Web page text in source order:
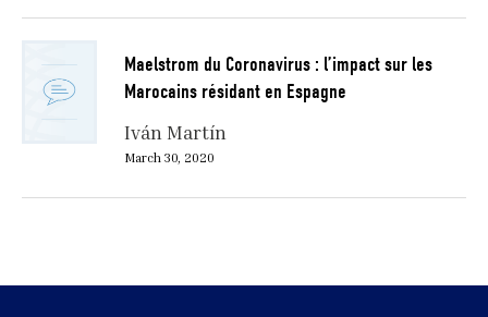
Maelstrom du Coronavirus : l’impact sur les
Marocains résidant en Espagne
Iván Martín
March 30, 2020